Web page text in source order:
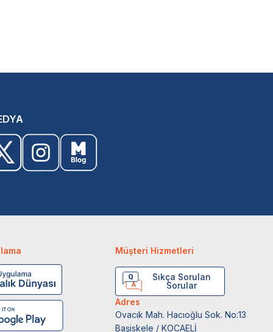
Müşteri Hizmetleri
Sıkça Sorulan
Sorular
Adres
Ovacık Mah. Hacıoğlu Sok. No:13
Başiskele / KOCAELİ